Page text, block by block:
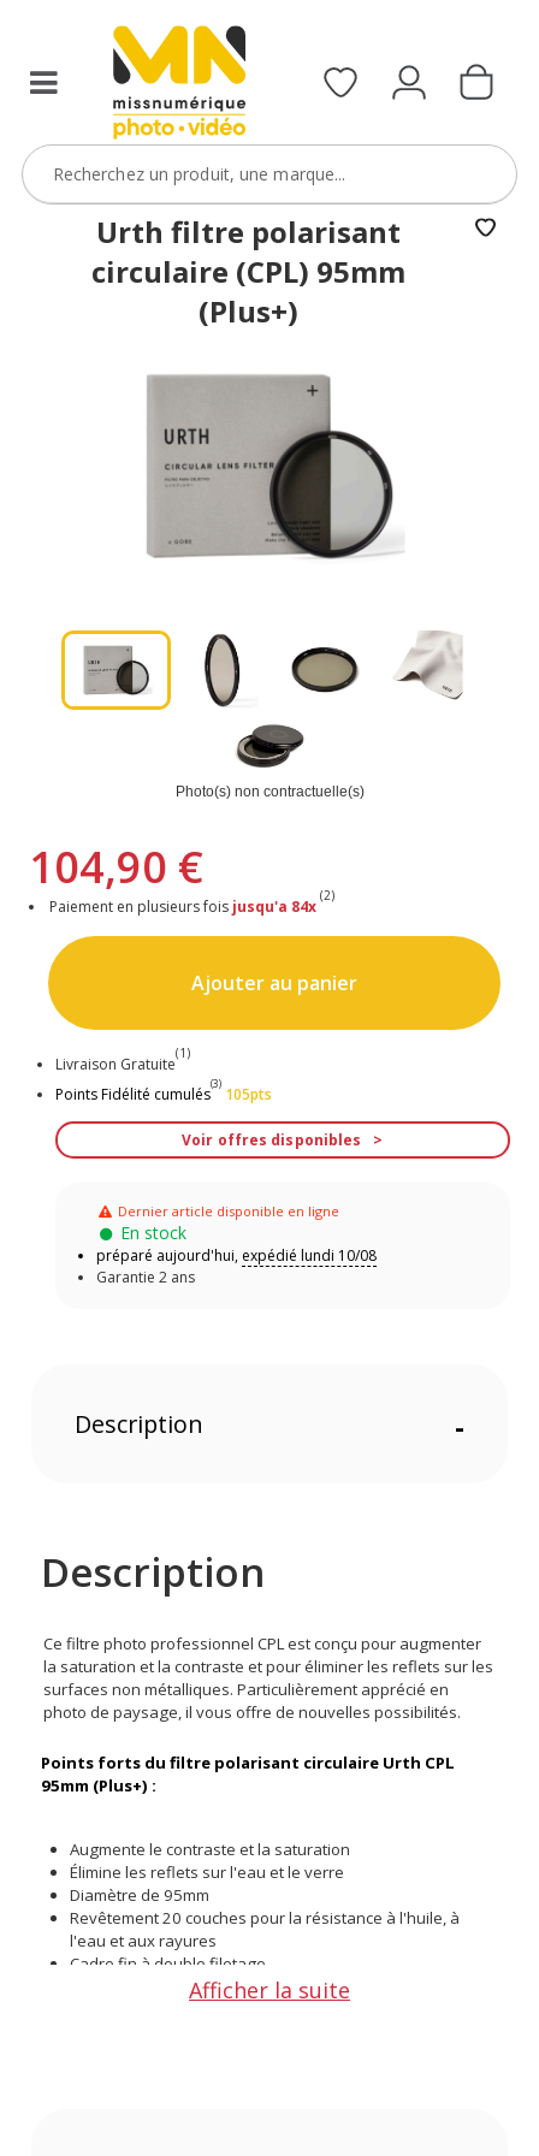
le
ObjectifFiltre5
VOIR L'OFFRE
Urth filtre polarisant
circulaire (CPL) 95mm
(Plus+)
Photo(s) non contractuelle(s)
104,90 €
Paiement en plusieurs fois jusqu'a 84x
(2)
Ajouter au panier
Livraison Gratuite
(1)
Points Fidélité cumulés
(3)
105pts
Voir offres disponibles
Dernier article disponible en ligne
En stock
préparé aujourd'hui, expédié lundi 10/08
Garantie 2 ans
Description -
Description
Ce filtre photo professionnel CPL est conçu pour augmenter
la saturation et la contraste et pour éliminer les reflets sur les
surfaces non métalliques. Particulièrement apprécié en
photo de paysage, il vous offre de nouvelles possibilités.
Points forts du filtre polarisant circulaire Urth CPL
95mm (Plus+) :
Augmente le contraste et la saturation
Élimine les reflets sur l'eau et le verre
Diamètre de 95mm
Revêtement 20 couches pour la résistance à l'huile, à
l'eau et aux rayures
Cadre fin à double filetage
Protection de l'environnement
Afficher la suite